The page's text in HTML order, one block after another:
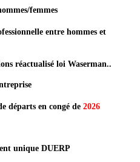
femmes
entre hommes et
réactualisé loi Waserman..
départs en congé de 2026
unique DUERP